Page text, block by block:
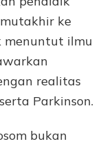
ke
menuntut ilmu
realitas
Parkinson.
bukan